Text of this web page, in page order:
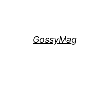
GossyMag